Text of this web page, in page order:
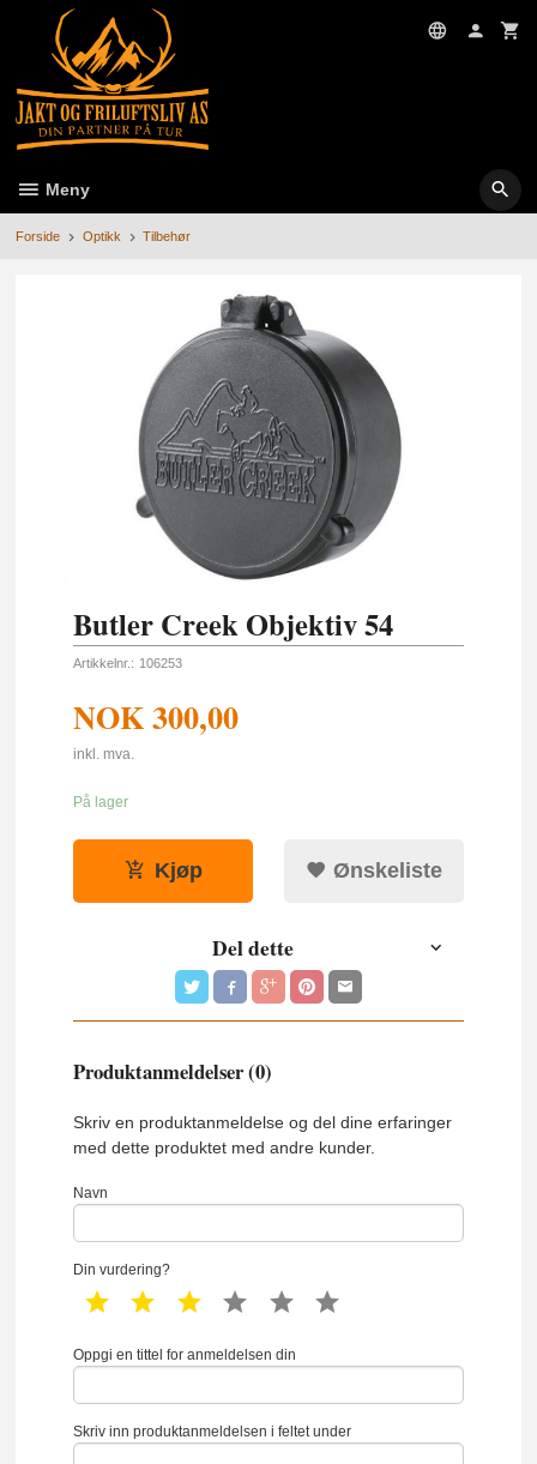
innholdet
Meny
Forside Optikk Tilbehør
Butler Creek Objektiv 54
Artikkelnr.: 106253
NOK300,00
inkl. mva.
På lager
Kjøp Ønskeliste
Del dette
Produktanmeldelser (0)
Skriv en produktanmeldelse og del dine erfaringer
med dette produktet med andre kunder.
Navn
Din vurdering?
1 star 2 star 3 star 4 star 5 star
Oppgi en tittel for anmeldelsen din
Skriv inn produktanmeldelsen i feltet under